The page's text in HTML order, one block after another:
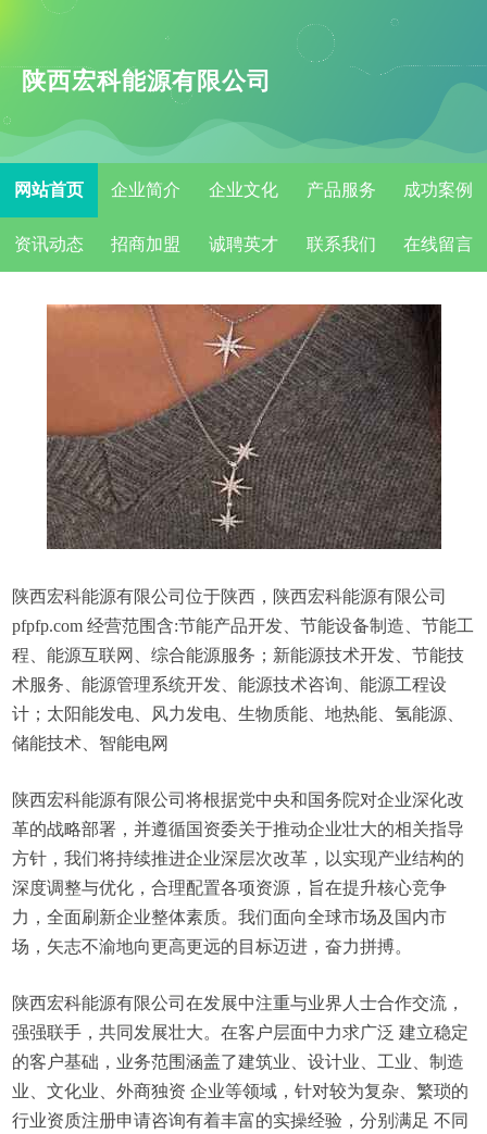
陕西宏科能源有限公司
网站首页 企业简介 企业文化 产品服务 成功案例
资讯动态 招商加盟 诚聘英才 联系我们 在线留言
陕西宏科能源有限公司位于陕西，陕西宏科能源有限公司
pfpfp.com 经营范围含:节能产品开发、节能设备制造、节能工
程、能源互联网、综合能源服务；新能源技术开发、节能技
术服务、能源管理系统开发、能源技术咨询、能源工程设
计；太阳能发电、风力发电、生物质能、地热能、氢能源、
储能技术、智能电网
陕西宏科能源有限公司将根据党中央和国务院对企业深化改
革的战略部署，并遵循国资委关于推动企业壮大的相关指导
方针，我们将持续推进企业深层次改革，以实现产业结构的
深度调整与优化，合理配置各项资源，旨在提升核心竞争
力，全面刷新企业整体素质。我们面向全球市场及国内市
场，矢志不渝地向更高更远的目标迈进，奋力拼搏。
陕西宏科能源有限公司在发展中注重与业界人士合作交流，
强强联手，共同发展壮大。在客户层面中力求广泛 建立稳定
的客户基础，业务范围涵盖了建筑业、设计业、工业、制造
业、文化业、外商独资 企业等领域，针对较为复杂、繁琐的
行业资质注册申请咨询有着丰富的实操经验，分别满足 不同